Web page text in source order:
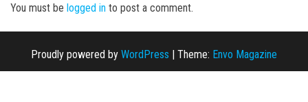
You must be logged in to post a comment.
Proudly powered by WordPress | Theme: Envo Magazine